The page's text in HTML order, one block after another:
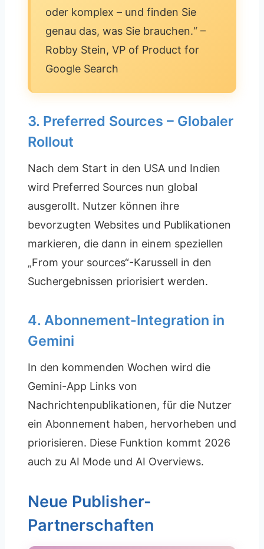
oder komplex – und finden Sie
genau das, was Sie brauchen.“ –
Robby Stein, VP of Product for
Google Search
3. Preferred Sources – Globaler
Rollout
Nach dem Start in den USA und Indien
wird Preferred Sources nun global
ausgerollt. Nutzer können ihre
bevorzugten Websites und Publikationen
markieren, die dann in einem speziellen
„From your sources“-Karussell in den
Suchergebnissen priorisiert werden.
4. Abonnement-Integration in
Gemini
In den kommenden Wochen wird die
Gemini-App Links von
Nachrichtenpublikationen, für die Nutzer
ein Abonnement haben, hervorheben und
priorisieren. Diese Funktion kommt 2026
auch zu AI Mode und AI Overviews.
Neue Publisher-
Partnerschaften